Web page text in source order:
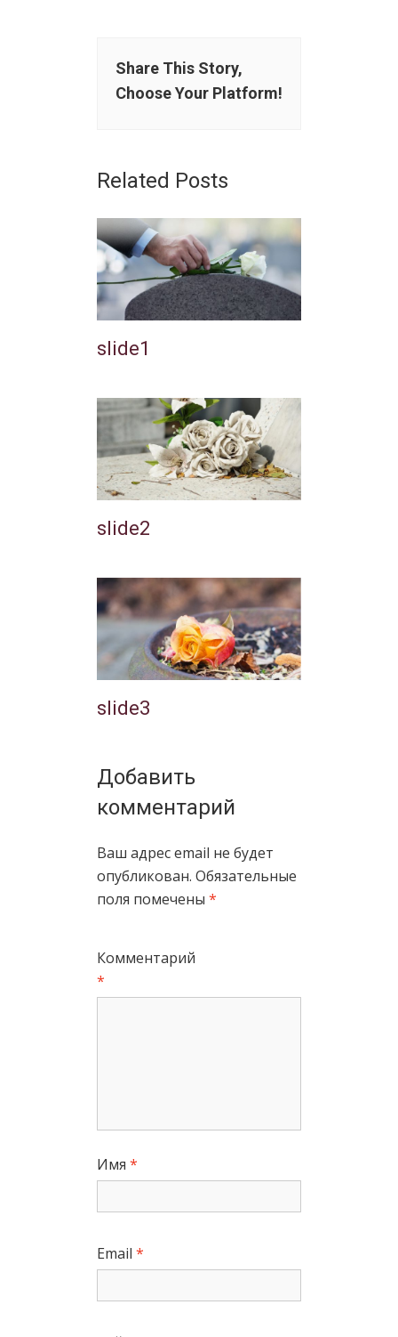
Share This Story,
Choose Your Platform!
Related Posts
slide1
slide2
slide3
Добавить
комментарий
Ваш адрес email не будет
опубликован. Обязательные
поля помечены *
Комментарий
*
Имя *
Email *